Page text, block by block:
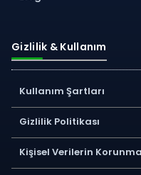
Gizlilik & Kullanım
Kullanım Şartları
Gizlilik Politikası
Kişisel Verilerin